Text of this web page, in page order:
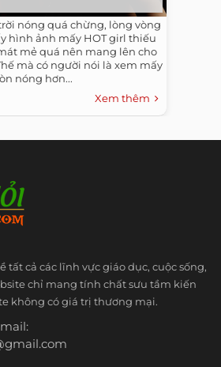
nóng quá chừng, lòng vòng
hình ảnh mấy HOT girl thiếu
mẻ quá nên mang lên cho
mà có người nói là xem mấy
nóng hơn...
Xem thêm
tất cả các lĩnh vực giáo dục, cuộc sống,
chỉ mang tính chất sưu tầm kiến
không có giá trị thương mại.